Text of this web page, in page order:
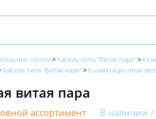
систем Кабель типа "Витая пара"
Кабель типа "Витая пара" Коммутационная
витая пара
ассортимент В наличии